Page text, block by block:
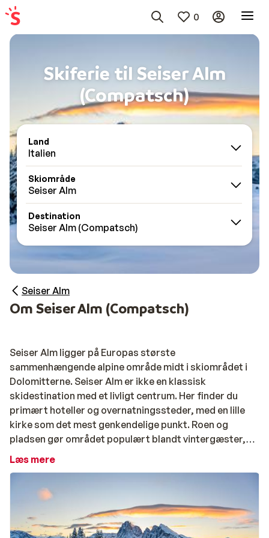
0
Skiferie til Seiser Alm
(Compatsch)
Land
Italien
Skiområde
Seiser Alm
Destination
Seiser Alm (Compatsch)
Seiser Alm
Om Seiser Alm (Compatsch)
Seiser Alm ligger på Europas største
sammenhængende alpine område midt i skiområdet i
Dolomitterne. Seiser Alm er ikke en klassisk
skidestination med et livligt centrum. Her finder du
primært hoteller og overnatningssteder, med en lille
kirke som det mest genkendelige punkt. Roen og
pladsen gør området populært blandt vintergæster,
der bevidst vælger en stille og afslappet atmosfære.
alpen er dagligt lukket mellem kl. 09.00 og 17.00 og kun
tilgængelig for tilladte køretøjer. Gæster, der bor på
hotel i Seiser Alm, kan via receptionen få en undtagelse
Læs mere